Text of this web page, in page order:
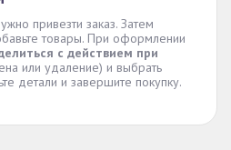
привезти заказ. Затем
товары. При оформлении
с действием при
или удаление) и выбрать
детали и завершите покупку.